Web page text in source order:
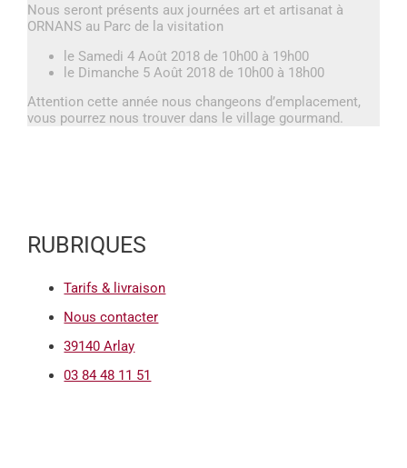
Nous seront présents aux journées art et artisanat à
ORNANS au Parc de la visitation
le Samedi 4 Août 2018 de 10h00 à 19h00
le Dimanche 5 Août 2018 de 10h00 à 18h00
Attention cette année nous changeons d’emplacement,
vous pourrez nous trouver dans le village gourmand.
RUBRIQUES
Tarifs & livraison
Nous contacter
39140 Arlay
03 84 48 11 51